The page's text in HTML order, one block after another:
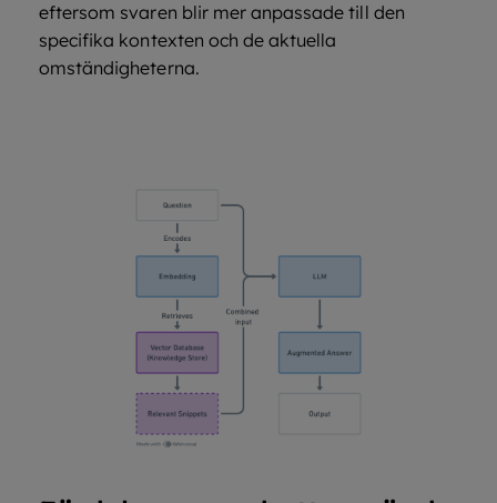
eftersom svaren blir mer anpassade till den
specifika kontexten och de aktuella
omständigheterna.